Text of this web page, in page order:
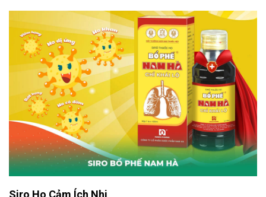
Siro Ho Cảm Ích Nhi